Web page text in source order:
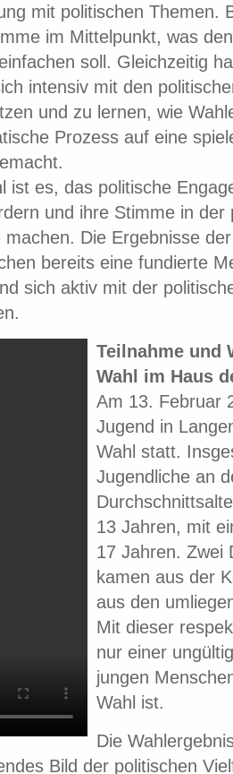
mit politischen Themen.
im Mittelpunkt, was
soll. Gleichzeitig
intensiv mit den
und zu lernen, wie
Prozess auf eine
ist es, das politische
und ihre Stimme in der
Die Ergebnisse
bereits eine fundierte
sich aktiv mit der
Teilnahme und
Wahl im Haus
Am 13. Februar
Jugend in
Wahl statt.
Jugendliche an
13 Jahren, mit
17 Jahren. Zwei
kamen aus der
aus den
Mit dieser
nur einer
jungen
Wahl ist.
Die
Bild der politischen